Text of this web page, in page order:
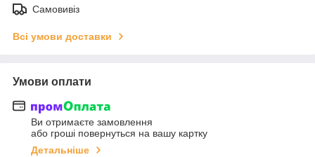
Самовивіз
Всі умови доставки
Умови оплати
Ви отримаєте замовлення
або гроші повернуться на вашу картку
Детальніше